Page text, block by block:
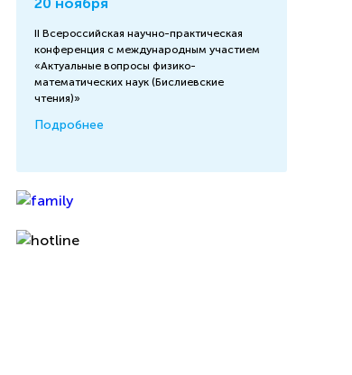
II Всероссийская научно-практическая
конференция с международным участием
«Актуальные вопросы физико-
математических наук (Бислиевские
чтения)»
Подробнее